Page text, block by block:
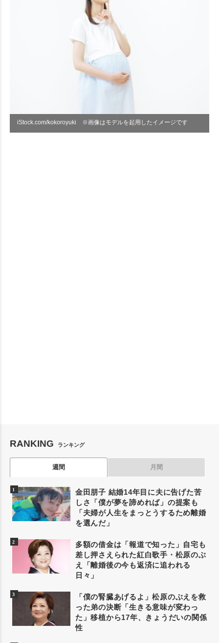
iStock.com/kokoroyuki ※画像はモデルを起用したイメージです
RANKING ランキング
週間 月間
金田朋子 結婚14年目に夫に告げた苦
しさ「僕が夢を諦めれば」の提案も
「夫婦が人生をまっとうするため離婚
を選んだ」
多額の借金は「報道で知った」自宅も
差し押さえられた紅白歌手・松原のぶ
え「離婚後の今も返済に追われる
日々」
「僕の腎臓あげるよ」松原のぶえを救
った弟の決断「生きる意味が変わっ
た」移植から17年、きょうだいの関係
性